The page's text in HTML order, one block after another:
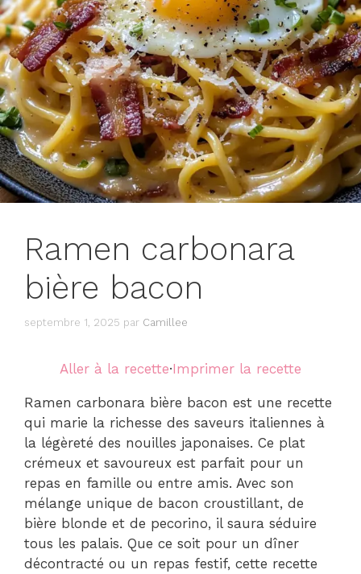
Ramen carbonara
bière bacon
septembre 1, 2025 par Camillee
Aller à la recette·Imprimer la recette
Ramen carbonara bière bacon est une recette
qui marie la richesse des saveurs italiennes à
la légèreté des nouilles japonaises. Ce plat
crémeux et savoureux est parfait pour un
repas en famille ou entre amis. Avec son
mélange unique de bacon croustillant, de
bière blonde et de pecorino, il saura séduire
tous les palais. Que ce soit pour un dîner
décontracté ou un repas festif, cette recette